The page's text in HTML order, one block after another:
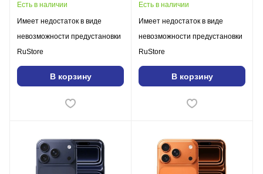
Есть в наличии
Имеет недостаток в виде
невозможности предустановки
RuStore
В корзину
Есть в наличии
Имеет недостаток в виде
невозможности предустановки
RuStore
В корзину